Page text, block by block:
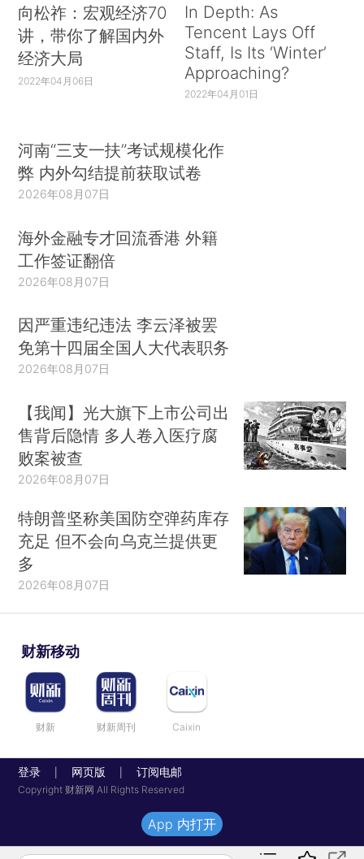
向松祚：宏观经济70
讲，带你了解国内外
经济大局
2022年04月06日
In Depth: As
Tencent Lays Off
Staff, Is Its ‘Winter’
Approaching?
2022年04月01日
河南“三支一扶”考试规模化作
弊 内外勾结提前获取试卷
2026年08月07日
海外金融专才回流香港 外籍
工作签证翻倍
2026年08月07日
因严重违纪违法 李云泽被罢
免第十四届全国人大代表职务
2026年08月07日
【我闻】光大旗下上市公司出
售背后隐情 多人卷入医疗腐
败案被查
2026年08月07日
特朗普坚称美国防空弹药库存
充足 但不会向乌克兰提供更
多
2026年08月07日
财新移动
财新 财新周刊 Caixin
登录 网页版 订阅电邮
Copyright 财新网 All Rights Reserved
App 内打开